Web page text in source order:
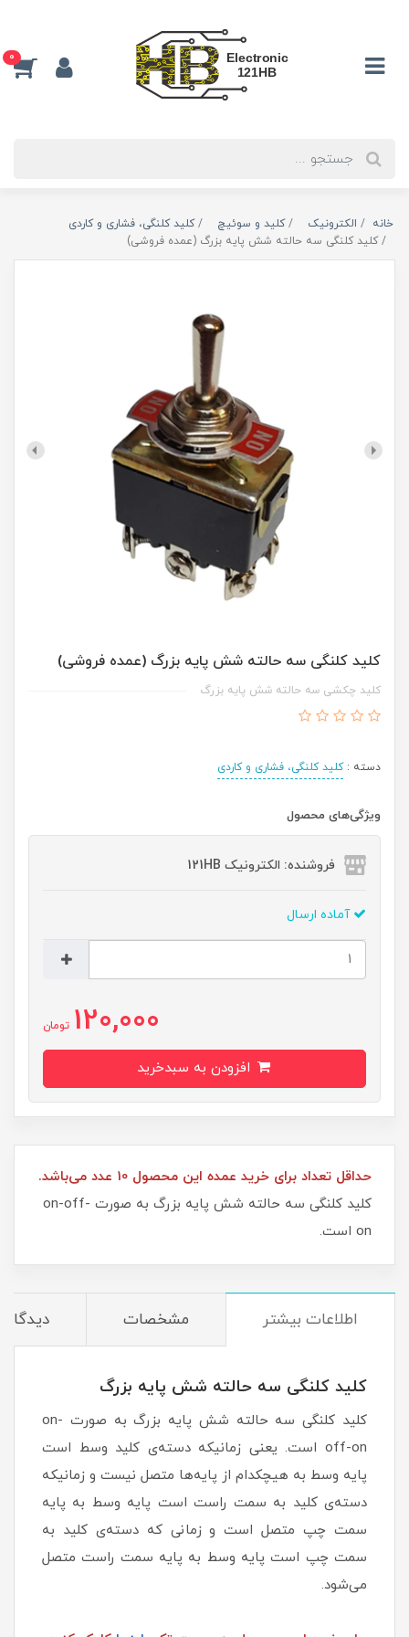
0
خانه الکترونیک كليد و سوئيچ
کلید کلنگی، فشاری و کاردی
کلید کلنگی سه حالته شش پایه بزرگ (عمده فروشی)
کلید کلنگی سه حالته شش پایه بزرگ (عمده فروشی)
کلید چکشی سه حالته شش پایه بزرگ
دسته :کلید کلنگی، فشاری و کاردی
ویژگی‌های محصول
فروشنده: الکترونیک 121HB
آماده ارسال
120,000 تومان
حداقل تعداد برای خرید عمده این محصول 10 عدد می‌باشد.
کلید کلنگی سه حالته شش پایه بزرگ به صورت on-off-
on است.
اطلاعات بیشتر مشخصات
کلید کلنگی سه حالته شش پایه بزرگ
کلید کلنگی سه حالته شش پایه بزرگ به صورت on-
off-on است. یعنی زمانیکه دسته‌ی کلید وسط است
پایه وسط به هیچکدام از پایه‌ها متصل نیست و زمانیکه
دسته‌ی کلید به سمت راست است پایه وسط به پایه
سمت چپ متصل است و زمانی که دسته‌ی کلید به
سمت چپ است پایه وسط به پایه سمت راست متصل
می‌شود.